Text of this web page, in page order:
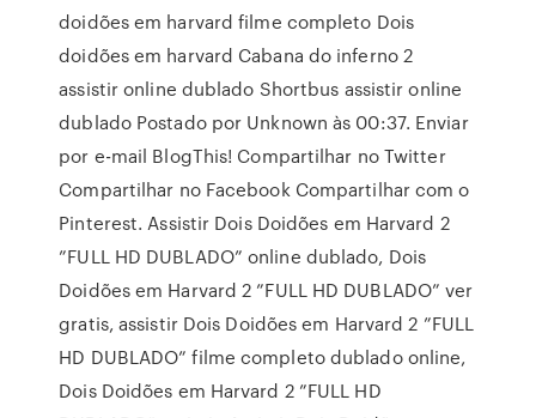
doidões em harvard filme completo Dois
doidões em harvard Cabana do inferno 2
assistir online dublado Shortbus assistir online
dublado Postado por Unknown às 00:37. Enviar
por e-mail BlogThis! Compartilhar no Twitter
Compartilhar no Facebook Compartilhar com o
Pinterest. Assistir Dois Doidões em Harvard 2
”FULL HD DUBLADO” online dublado, Dois
Doidões em Harvard 2 ”FULL HD DUBLADO” ver
gratis, assistir Dois Doidões em Harvard 2 ”FULL
HD DUBLADO” filme completo dublado online,
Dois Doidões em Harvard 2 ”FULL HD